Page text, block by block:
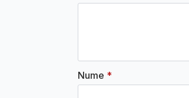
Nume *